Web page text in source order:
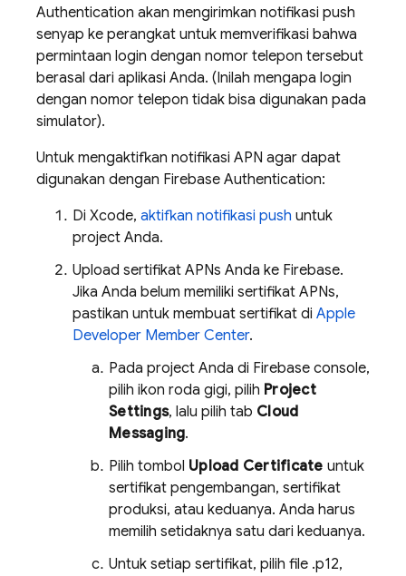
Authentication akan mengirimkan notifikasi push
senyap ke perangkat untuk memverifikasi bahwa
permintaan login dengan nomor telepon tersebut
berasal dari aplikasi Anda. (Inilah mengapa login
dengan nomor telepon tidak bisa digunakan pada
simulator).
Untuk mengaktifkan notifikasi APN agar dapat
digunakan dengan Firebase Authentication:
Di Xcode, aktifkan notifikasi push untuk
project Anda.
Upload sertifikat APNs Anda ke Firebase.
Jika Anda belum memiliki sertifikat APNs,
pastikan untuk membuat sertifikat di Apple
Developer Member Center.
Pada project Anda di Firebase console,
pilih ikon roda gigi, pilih Project
Settings, lalu pilih tab Cloud
Messaging.
Pilih tombol Upload Certificate untuk
sertifikat pengembangan, sertifikat
produksi, atau keduanya. Anda harus
memilih setidaknya satu dari keduanya.
Untuk setiap sertifikat, pilih file .p12,